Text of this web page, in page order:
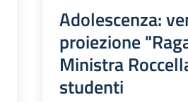
Adolescenza:
proiezione
Ministra
studenti